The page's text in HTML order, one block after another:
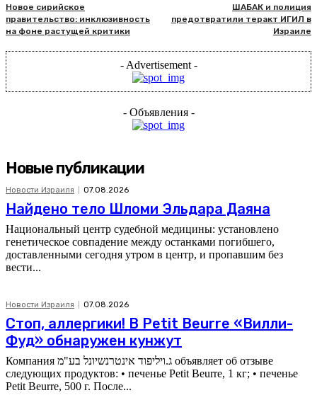
Новое сирийское
правительство: инклюзивность
на фоне растущей критики
ШАБАК и полиция
предотвратили теракт ИГИЛ в
Израиле
- Advertisement -
- Объявления -
Новые публикации
Новости Израиля 07.08.2026
Найдено тело Шломи Эльдара Даяна
Национальный центр судебной медицины: установлено
генетическое совпадение между останками погибшего,
доставленными сегодня утром в центр, и пропавшим без
вести...
Новости Израиля 07.08.2026
Стоп, аллергики! В Petit Beurre «Вилли-
Фуд» обнаружен кунжут
Компания ג.ויליפוד אינטרנשיונל בע"מ объявляет об отзыве
следующих продуктов: • печенье Petit Beurre, 1 кг; • печенье
Petit Beurre, 500 г. После...